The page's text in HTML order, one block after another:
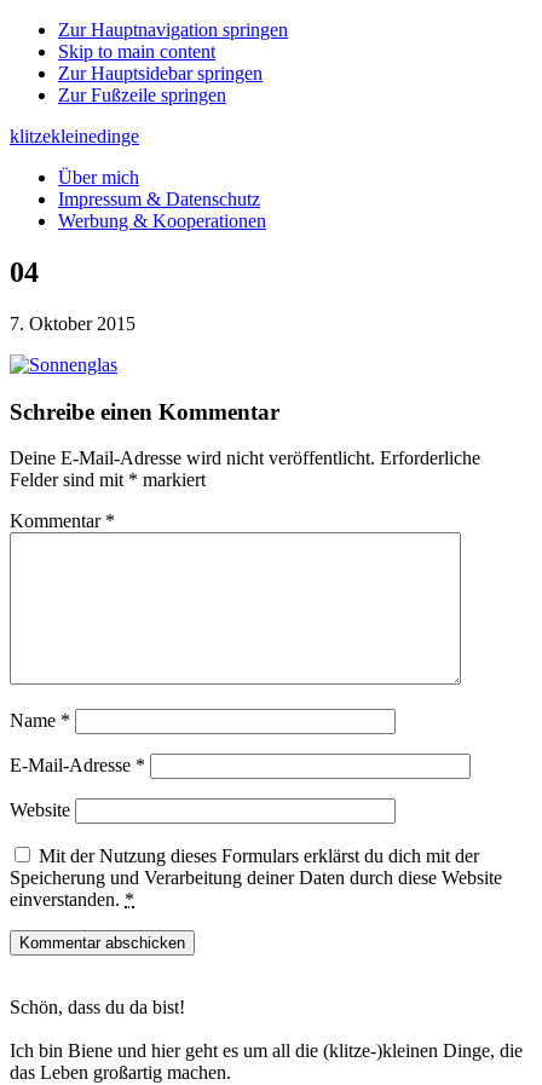
Zur Hauptnavigation springen
Skip to main content
Zur Hauptsidebar springen
Zur Fußzeile springen
klitzekleinedinge
Über mich
Impressum & Datenschutz
Werbung & Kooperationen
04
7. Oktober 2015
Leser-
Schreibe einen Kommentar
Deine E-Mail-Adresse wird nicht veröffentlicht. Erforderliche
Felder sind mit * markiert
Kommentar *
Name *
E-Mail-Adresse *
Website
Mit der Nutzung dieses Formulars erklärst du dich mit der
Speicherung und Verarbeitung deiner Daten durch diese Website
einverstanden. *
Sidebar
Schön, dass du da bist!
Ich bin Biene und hier geht es um all die (klitze-)kleinen Dinge, die
das Leben großartig machen.